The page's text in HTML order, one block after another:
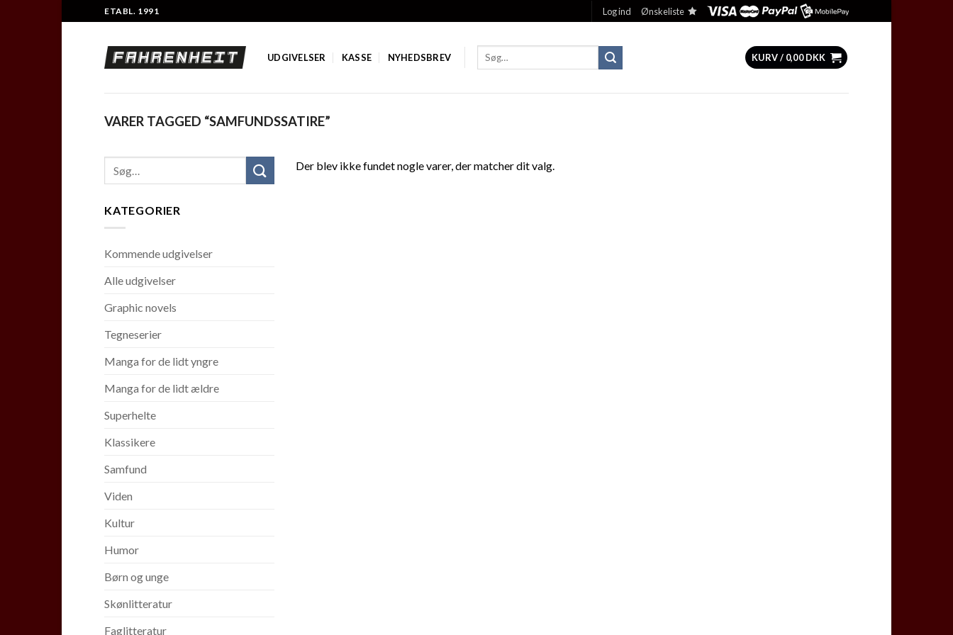
to
ETABL. 1991 Log ind Ønskeliste
UDGIVELSER KASSE NYHEDSBREV KURV / 0,00DKK
VARER TAGGED “SAMFUNDSSATIRE”
KATEGORIER
Kommende udgivelser
Alle udgivelser
Graphic novels
Tegneserier
Manga for de lidt yngre
Manga for de lidt ældre
Superhelte
Klassikere
Samfund
Viden
Kultur
Humor
Børn og unge
Skønlitteratur
Faglitteratur
Der blev ikke fundet nogle varer, der matcher dit valg.